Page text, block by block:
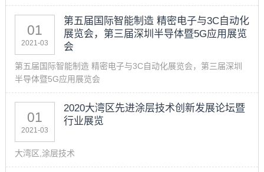
01
2021-03
第五届国际智能制造 精密电子与3C自动化
展览会，第三届深圳半导体暨5G应用展览
会
第五届国际智能制造 精密电子与3C自动化展览会，第三届深圳
半导体暨5G应用展览会
01
2021-03
2020大湾区先进涂层技术创新发展论坛暨
行业展览
大湾区,涂层技术